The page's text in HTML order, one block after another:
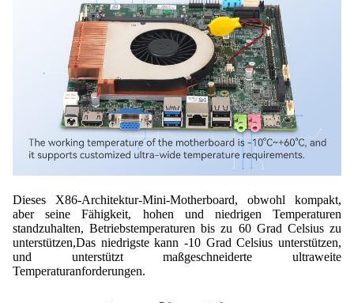
Dieses X86-Architektur-Mini-Motherboard, obwohl kompakt,
aber seine Fähigkeit, hohen und niedrigen Temperaturen
standzuhalten, Betriebstemperaturen bis zu 60 Grad Celsius zu
unterstützen,Das niedrigste kann -10 Grad Celsius unterstützen,
und unterstützt maßgeschneiderte ultraweite
Temperaturanforderungen.